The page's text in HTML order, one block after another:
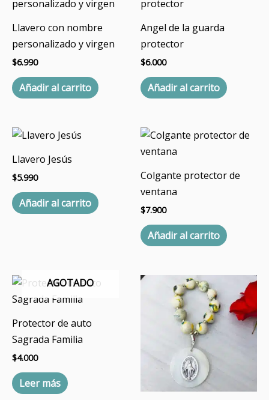
Llavero con nombre
personalizado y virgen
$6.990
Añadir al carrito
Angel de la guarda
protector
$6.000
Añadir al carrito
Llavero Jesús
$5.990
Añadir al carrito
Colgante protector de
ventana
$7.900
Añadir al carrito
AGOTADO
Protector de auto
Sagrada Familia
$4.000
Leer más